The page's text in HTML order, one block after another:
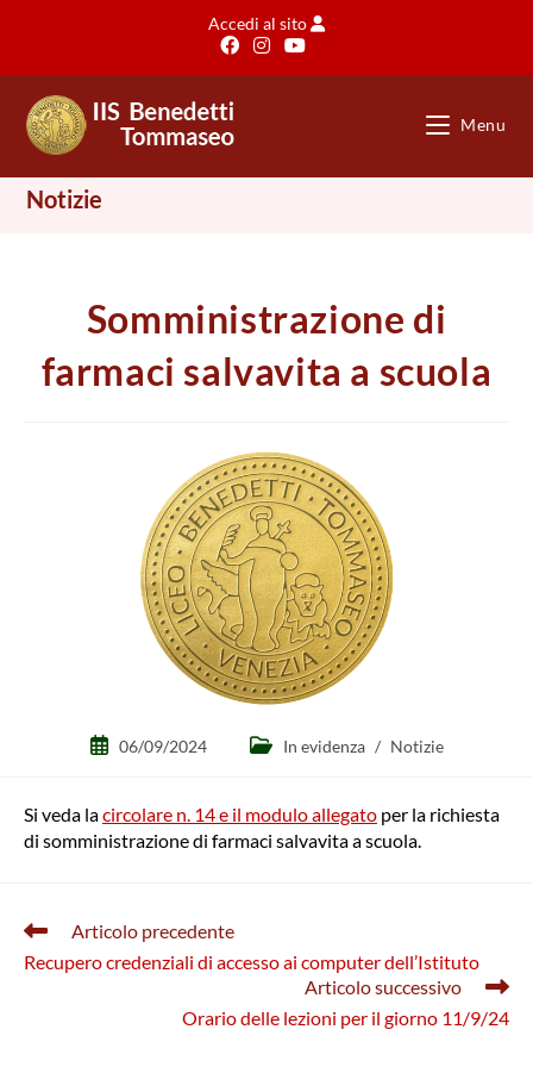
Accedi al sito
Menu
Notizie
Somministrazione di
farmaci salvavita a scuola
Articolo06/09/2024
CategoriaIn evidenza / Notizie
Si veda lacircolare n. 14 e il modulo allegato per la richiesta
di somministrazione di farmaci salvavita a scuola.
Leggi
altri
articoli
Articolo precedente
Recupero credenziali di accesso ai computer dell’Istituto
Articolo successivo
Orario delle lezioni per il giorno 11/9/24